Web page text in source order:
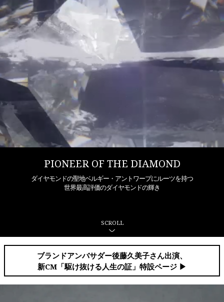
PIONEER OF THE DIAMOND
ダイヤモンドの聖地ベルギー・アントワープにルーツを持つ
世界最高評価のダイヤモンドの輝き
SCROLL
ブランドアンバサダー後藤久美子さん出演、
新CM「駆け抜ける人生の証」特設ページ ▶